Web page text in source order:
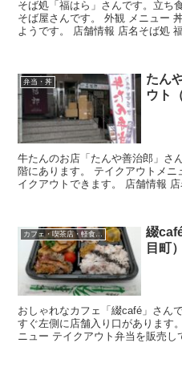
そば処「福はら」さんです。立ち
そば屋さんです。 外観 メニュー
ようです。 店舗情報 店名そば処
弁当・丼
たん
ウト
牛たんのお店「たんや善治郎」さ
階にあります。 テイクアウトメ
イクアウトできます。 店舗情報
カフェ・喫茶店・軽食・スイーツ
綴
目町）
おしゃれなカフェ「綴café」さん
すぐ左側に店舗入り口がありま
ニュー テイクアウト弁当を販売